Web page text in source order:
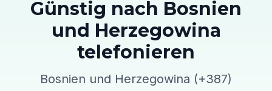
Günstig nach Bosnien
und Herzegowina
telefonieren
Bosnien und Herzegowina (+387)